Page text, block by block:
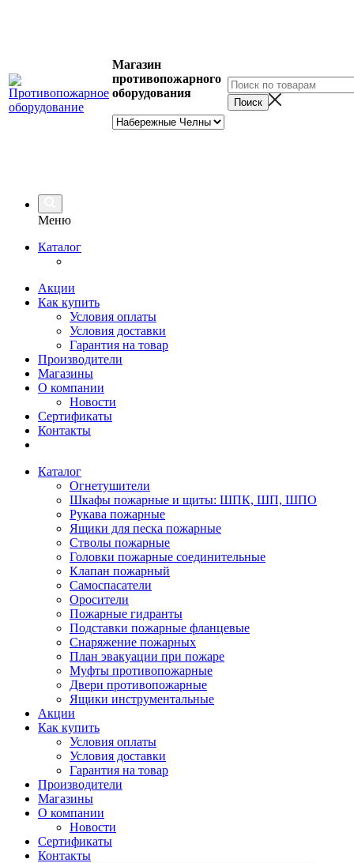
Магазин
противопожарного
оборудования
Меню
Каталог
Акции
Как купить
Условия оплаты
Условия доставки
Гарантия на товар
Производители
Магазины
О компании
Новости
Сертификаты
Контакты
Каталог
Огнетушители
Шкафы пожарные и щиты: ШПК, ШП, ШПО
Рукава пожарные
Ящики для песка пожарные
Стволы пожарные
Головки пожарные соединительные
Клапан пожарный
Самоспасатели
Оросители
Пожарные гидранты
Подставки пожарные фланцевые
Снаряжение пожарных
План эвакуации при пожаре
Муфты противопожарные
Двери противопожарные
Ящики инструментальные
Акции
Как купить
Условия оплаты
Условия доставки
Гарантия на товар
Производители
Магазины
О компании
Новости
Сертификаты
Контакты